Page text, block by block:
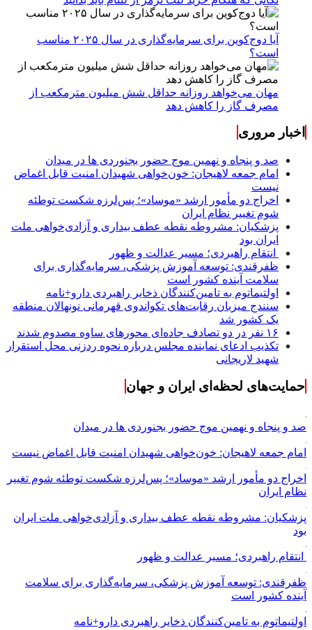
آیا دوج‌کوین برای سرمایه‌گذاری در سال ۲۰۲۵ مناسب
است؟
مهان می‌خواهد روزانه حداقل شش میلیون مترمکعب از
مصرف گاز را کاهش دهد
اخبار مروری
صد و پنجاه و نهمین موج حضور بجنوردی ها در میدان
امام جمعه لاهیجان: خون‌خواهی شهیدان امنیت قابل اغماض
نیست
اخراج دو مأمور ارشد «موساد»؛ پس‌لرزه شکست توطئه
شوم تغییر نظام ایران
پزشکیان: مشروطه نقطه عطف بیداری و آزادی‌خواهی ملت
ایران بود
انتقام راهبردی؛ مسیر عدالت و ظهور
ظفرقندی: توسعه آموزش پزشکی، سرمایه‌گذاری برای
سلامت آینده کشور است
اولتیماتوم به تامین‌کنندگان ذخایر راهبردی دارو+نامه
سنندج میزبان رقابت‌های تکواندوی قهرمانی نونهالان منطقه
یک کشور شد
۱۶ نفر در دو تصادف جاده‌ای محورهای ساوه مصدوم شدند
تکذیب ادعای نماینده مجلس درباره نحوه ردزنی محل استقرار
شهید لاریجانی
حمایت‌های لحظه‌ای ایران و جهان
صد و پنجاه و نهمین موج حضور بجنوردی ها در میدان
امام جمعه لاهیجان: خون‌خواهی شهیدان امنیت قابل اغماض نیست
اخراج دو مأمور ارشد «موساد»؛ پس‌لرزه شکست توطئه شوم تغییر
نظام ایران
پزشکیان: مشروطه نقطه عطف بیداری و آزادی‌خواهی ملت ایران
بود
انتقام راهبردی؛ مسیر عدالت و ظهور
ظفرقندی: توسعه آموزش پزشکی، سرمایه‌گذاری برای سلامت
آینده کشور است
اولتیماتوم به تامین‌کنندگان ذخایر راهبردی دارو+نامه